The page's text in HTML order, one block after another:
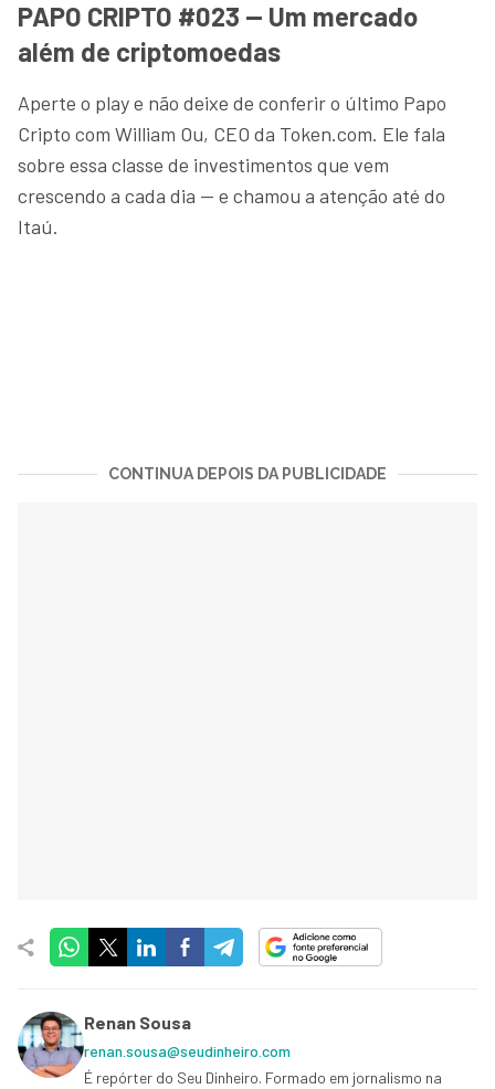
PAPO CRIPTO #023 — Um mercado
além de criptomoedas
Aperte o play e não deixe de conferir o último Papo
Cripto com William Ou, CEO da Token.com. Ele fala
sobre essa classe de investimentos que vem
crescendo a cada dia — e chamou a atenção até do
Itaú.
CONTINUA DEPOIS DA PUBLICIDADE
Renan Sousa
renan.sousa@seudinheiro.com
É repórter do Seu Dinheiro. Formado em jornalismo na